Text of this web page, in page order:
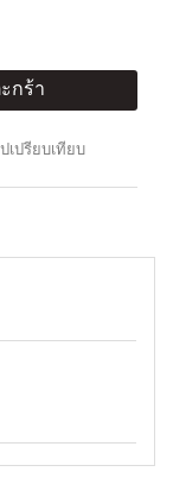
กร้า
เปรียบเทียบ